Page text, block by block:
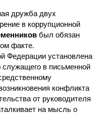
дружба двух
в коррупционной
был обязан
факте.
Федерации установлена
служащего в письменной
конфликта
от руководителя
на мысль о